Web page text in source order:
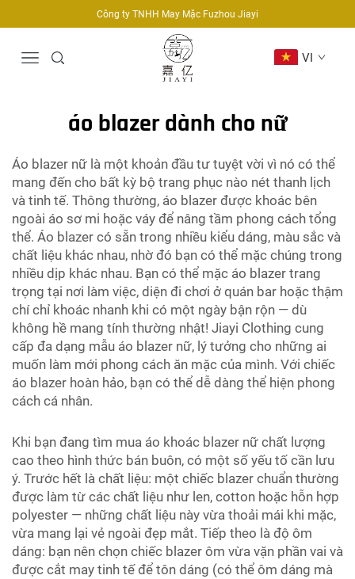
Công ty TNHH May Mặc Fuzhou Jiayi
VI
áo blazer dành cho nữ
Áo blazer nữ là một khoản đầu tư tuyệt vời vì nó có thể
mang đến cho bất kỳ bộ trang phục nào nét thanh lịch
và tinh tế. Thông thường, áo blazer được khoác bên
ngoài áo sơ mi hoặc váy để nâng tầm phong cách tổng
thể. Áo blazer có sẵn trong nhiều kiểu dáng, màu sắc và
chất liệu khác nhau, nhờ đó bạn có thể mặc chúng trong
nhiều dịp khác nhau. Bạn có thể mặc áo blazer trang
trọng tại nơi làm việc, diện đi chơi ở quán bar hoặc thậm
chí chỉ khoác nhanh khi có một ngày bận rộn — dù
không hề mang tính thường nhật! Jiayi Clothing cung
cấp đa dạng mẫu áo blazer nữ, lý tưởng cho những ai
muốn làm mới phong cách ăn mặc của mình. Với chiếc
áo blazer hoàn hảo, bạn có thể dễ dàng thể hiện phong
cách cá nhân.
Khi bạn đang tìm mua áo khoác blazer nữ chất lượng
cao theo hình thức bán buôn, có một số yếu tố cần lưu
ý. Trước hết là chất liệu: một chiếc blazer chuẩn thường
được làm từ các chất liệu như len, cotton hoặc hỗn hợp
polyester — những chất liệu này vừa thoải mái khi mặc,
vừa mang lại vẻ ngoài đẹp mắt. Tiếp theo là độ ôm
dáng: bạn nên chọn chiếc blazer ôm vừa vặn phần vai và
được cắt may tinh tế để tôn dáng (có thể ôm dáng mà